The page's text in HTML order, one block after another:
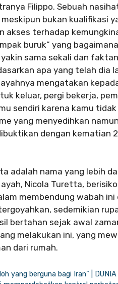
Filippo. Sebuah
bukan kualifikasi
akses terhadap
buruk” yang
sama sekali dan
apa yang telah dia
mengatakan
keluar, pergi bekerja,
sendiri karena kamu
yang menyedihkan
dengan kematian
adalah nama yang lebih
Nicola Turetta,
membendung wabah
sedemikian
bertahan sejak awal
melakukan ini, yang
dari rumah.
yang berguna bagi Iran” | DUNIA